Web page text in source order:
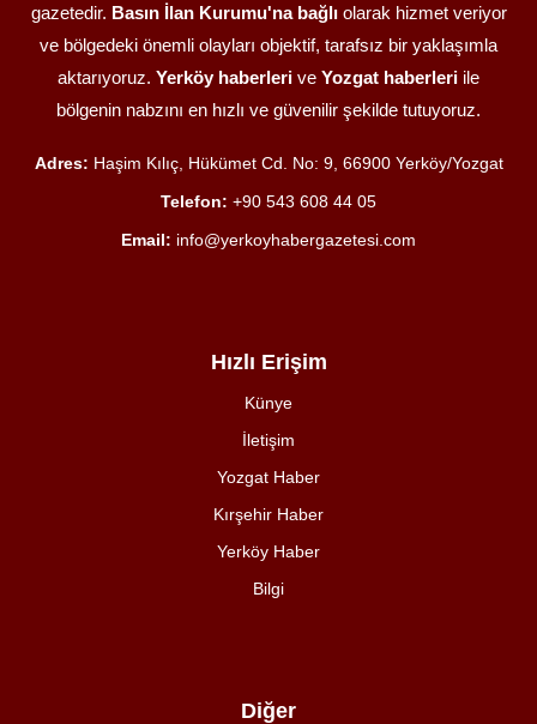
gazetedir. Basın İlan Kurumu'na bağlıolarak hizmet veriyor
ve bölgedeki önemli olayları objektif, tarafsız bir yaklaşımla
aktarıyoruz. Yerköy haberleri ve Yozgat haberleri ile
bölgenin nabzını en hızlı ve güvenilir şekilde tutuyoruz.
Adres: Haşim Kılıç, Hükümet Cd. No: 9, 66900 Yerköy/Yozgat
Telefon: +90 543 608 44 05
Email: info@yerkoyhabergazetesi.com
Hızlı Erişim
Künye
İletişim
Yozgat Haber
Kırşehir Haber
Yerköy Haber
Bilgi
Diğer